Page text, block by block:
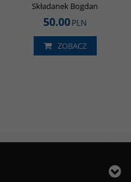
Składanek Bogdan
50.00PLN
ZOBACZ